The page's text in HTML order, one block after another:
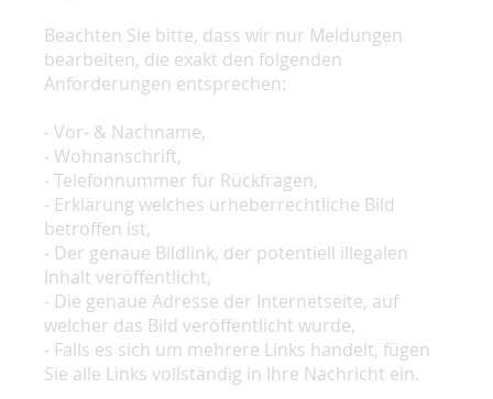
Beachten Sie bitte, dass wir nur Meldungen
bearbeiten, die exakt den folgenden
Anforderungen entsprechen:
- Vor- & Nachname,
- Wohnanschrift,
- Telefonnummer für Rückfragen,
- Erklärung welches urheberrechtliche Bild
betroffen ist,
- Der genaue Bildlink, der potentiell illegalen
Inhalt veröffentlicht,
- Die genaue Adresse der Internetseite, auf
welcher das Bild veröffentlicht wurde,
- Falls es sich um mehrere Links handelt, fügen
Sie alle Links vollständig in Ihre Nachricht ein.